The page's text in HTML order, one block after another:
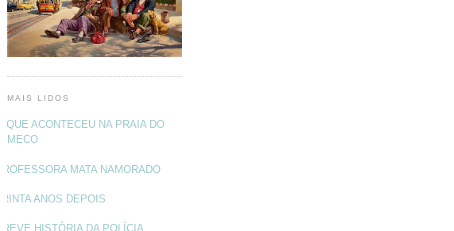
MAIS LIDOS
O QUE ACONTECEU NA PRAIA DO
MECO
PROFESSORA MATA NAMORADO
TRINTA ANOS DEPOIS
BREVE HISTÓRIA DA POLÍCIA